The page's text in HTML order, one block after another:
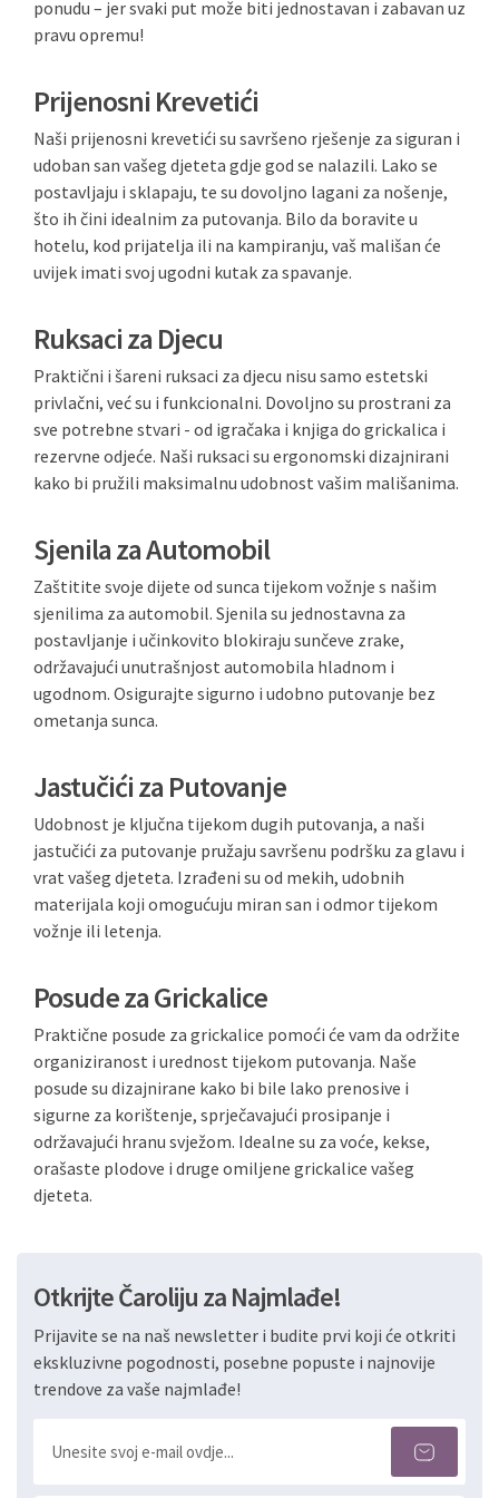
ponudu – jer svaki put može biti jednostavan i zabavan uz
pravu opremu!
Prijenosni Krevetići
Naši prijenosni krevetići su savršeno rješenje za siguran i
udoban san vašeg djeteta gdje god se nalazili. Lako se
postavljaju i sklapaju, te su dovoljno lagani za nošenje,
što ih čini idealnim za putovanja. Bilo da boravite u
hotelu, kod prijatelja ili na kampiranju, vaš mališan će
uvijek imati svoj ugodni kutak za spavanje.
Ruksaci za Djecu
Praktični i šareni ruksaci za djecu nisu samo estetski
privlačni, već su i funkcionalni. Dovoljno su prostrani za
sve potrebne stvari - od igračaka i knjiga do grickalica i
rezervne odjeće. Naši ruksaci su ergonomski dizajnirani
kako bi pružili maksimalnu udobnost vašim mališanima.
Sjenila za Automobil
Zaštitite svoje dijete od sunca tijekom vožnje s našim
sjenilima za automobil. Sjenila su jednostavna za
postavljanje i učinkovito blokiraju sunčeve zrake,
održavajući unutrašnjost automobila hladnom i
ugodnom. Osigurajte sigurno i udobno putovanje bez
ometanja sunca.
Jastučići za Putovanje
Udobnost je ključna tijekom dugih putovanja, a naši
jastučići za putovanje pružaju savršenu podršku za glavu i
vrat vašeg djeteta. Izrađeni su od mekih, udobnih
materijala koji omogućuju miran san i odmor tijekom
vožnje ili letenja.
Posude za Grickalice
Praktične posude za grickalice pomoći će vam da održite
organiziranost i urednost tijekom putovanja. Naše
posude su dizajnirane kako bi bile lako prenosive i
sigurne za korištenje, sprječavajući prosipanje i
održavajući hranu svježom. Idealne su za voće, kekse,
orašaste plodove i druge omiljene grickalice vašeg
djeteta.
Otkrijte Čaroliju za Najmlađe!
Prijavite se na naš newsletter i budite prvi koji će otkriti
ekskluzivne pogodnosti, posebne popuste i najnovije
trendove za vaše najmlađe!